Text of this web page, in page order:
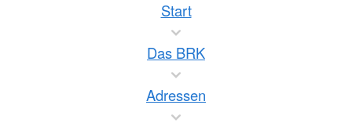
Start
Das BRK
Adressen